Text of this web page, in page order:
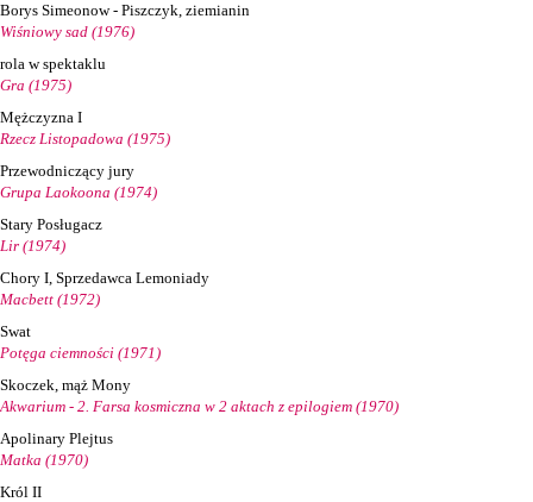
Borys Simeonow - Piszczyk, ziemianin
Wiśniowy sad (1976)
rola w spektaklu
Gra (1975)
Mężczyzna I
Rzecz Listopadowa (1975)
Przewodniczący jury
Grupa Laokoona (1974)
Stary Posługacz
Lir (1974)
Chory I, Sprzedawca Lemoniady
Macbett (1972)
Swat
Potęga ciemności (1971)
Skoczek, mąż Mony
Akwarium - 2. Farsa kosmiczna w 2 aktach z epilogiem (1970)
Apolinary Plejtus
Matka (1970)
Król II